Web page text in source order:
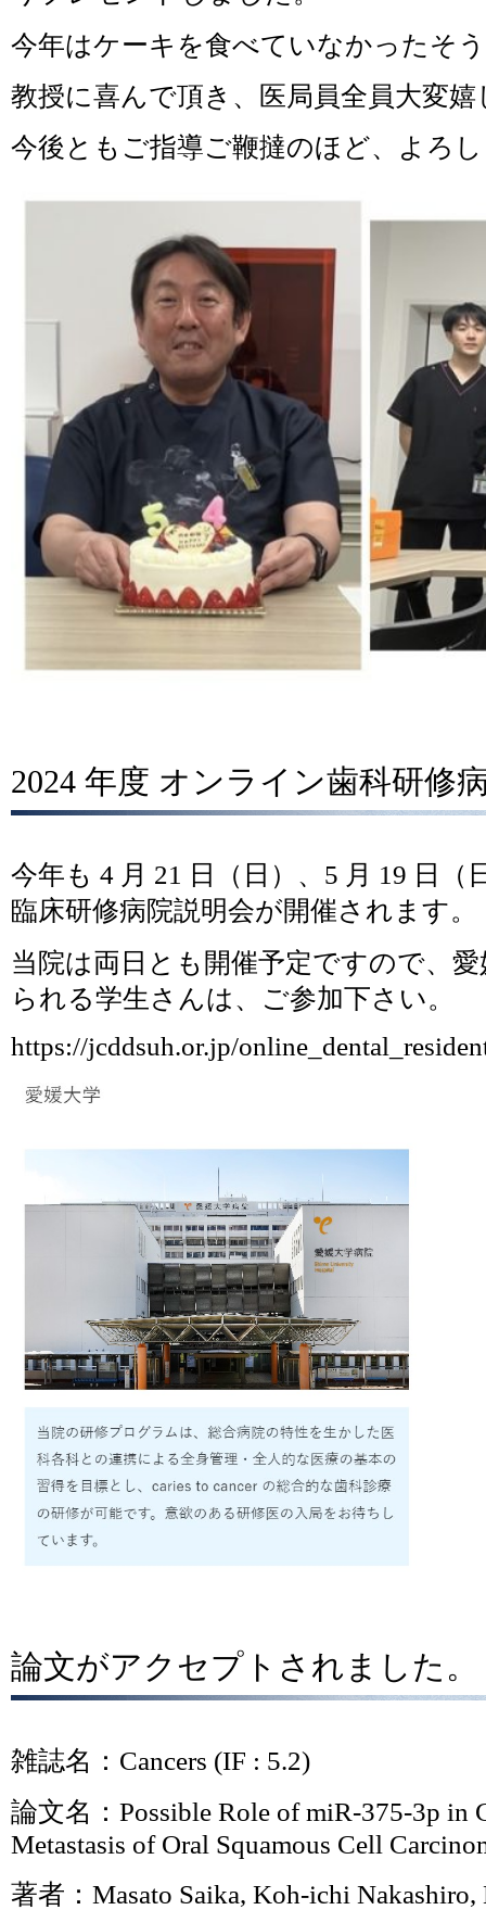
今年はケーキを食べていなかったそ
教授に喜んで頂き、医局員全員大変
今後ともご指導ご鞭撻のほど、よろ
2024 年度 オンライン歯科研修
今年も 4 月 21 日（日）、5 月 19 日
臨床研修病院説明会が開催されます。
当院は両日とも開催予定ですので、
られる学生さんは、ご参加下さい。
https://jcddsuh.or.jp/
論文がアクセプトされました。
雑誌名：Cancers (IF : 5.2)
論文名：Possible Role of miR-375-3p in
Metastasis of Oral Squamous Cell
著者：Masato Saika, Koh-ichi